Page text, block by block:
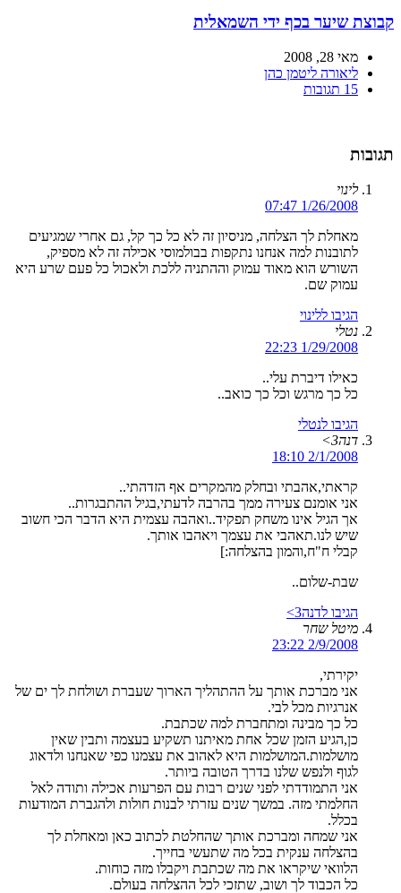
קבוצת שיער בכף ידי השמאלית
מאי 28, 2008
ליאורה ליטמן כהן
15 תגובות
תגובות
לינוי
1/26/2008 07:47
מאחלת לך הצלחה, מניסיון זה לא כל כך קל, גם אחרי שמגיעים
לתובנות למה אנחנו נתקפות בבולמוסי אכילה זה לא מספיק,
השורש הוא מאוד עמוק וההתניה ללכת ולאכול כל פעם שרע היא
עמוק שם.
הגיבו ללינוי
נטלי
1/29/2008 22:23
כאילו דיברת עלי..
כל כך מרגש וכל כך כואב..
הגיבו לנטלי
דנה3>
2/1/2008 18:10
קראתי,אהבתי ובחלק מהמקרים אף הזדהתי..
אני אומנם צעירה ממך בהרבה לדעתי,בגיל ההתבגרות..
אך הגיל אינו משחק תפקיד..ואהבה עצמית היא הדבר הכי חשוב
שיש לנו.תאהבי את עצמך ויאהבו אותך.
קבלי ח"ח,והמון בהצלחה:]
שבת-שלום..
הגיבו לדנה3>
מיטל שחר
2/9/2008 23:22
יקירתי,
אני מברכת אותך על ההתהליך הארוך שעברת ושולחת לך ים של
אנרגיות מכל לבי.
כל כך מבינה ומתחברת למה שכתבת.
כן,הגיע הזמן שכל אחת מאיתנו תשקיע בעצמה ותבין שאין
מושלמות.המושלמות היא לאהוב את עצמנו כפי שאנחנו ולדאוג
לגוף ולנפש שלנו בדרך הטובה ביותר.
אני התמודדתי לפני שנים רבות עם הפרעות אכילה ותודה לאל
החלמתי מזה. במשך שנים עזרתי לבנות חולות ולהגברת המודעות
בכלל.
אני שמחה ומברכת אותך שהחלטת לכתוב כאן ומאחלת לך
בהצלחה ענקית בכל מה שתעשי בחייך.
הלוואי שיקראו את מה שכתבת ויקבלו מזה כוחות.
כל הכבוד לך ושוב, שתזכי לכל ההצלחה בעולם.